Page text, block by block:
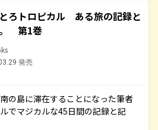
ろトロピカル ある旅の記録と
第1巻
発売
の島に滞在することになった筆者
でマジカルな45日間の記録と記